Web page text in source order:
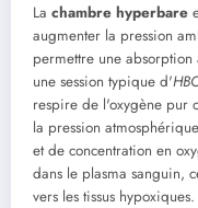
La chambre hyperbare
augmenter la pression
permettre une
une session typique d'
respire de l'oxygène pur
la pression
et de concentration en
dans le plasma sanguin,
vers les tissus hypoxiques.